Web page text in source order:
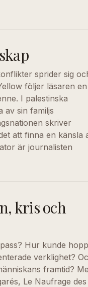
sprider sig
följer läsaren en
I palestinska
av sin familjs
skriver
att finna en känsla
är journalisten
kris och
Hur kunde
verklighet?
framtid?
Le Naufrage des